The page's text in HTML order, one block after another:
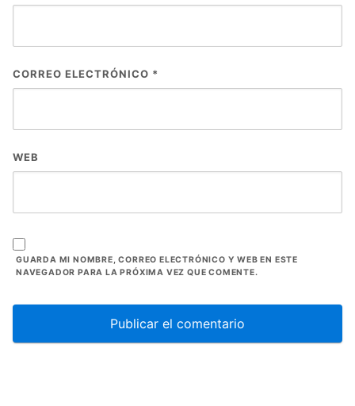
CORREO ELECTRÓNICO *
WEB
GUARDA MI NOMBRE, CORREO ELECTRÓNICO Y WEB EN ESTE
NAVEGADOR PARA LA PRÓXIMA VEZ QUE COMENTE.